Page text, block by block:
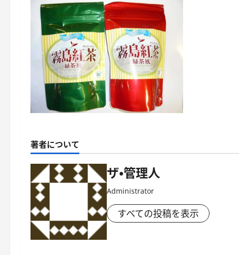
著者について
ザ・管理人
Administrator
すべての投稿を表示